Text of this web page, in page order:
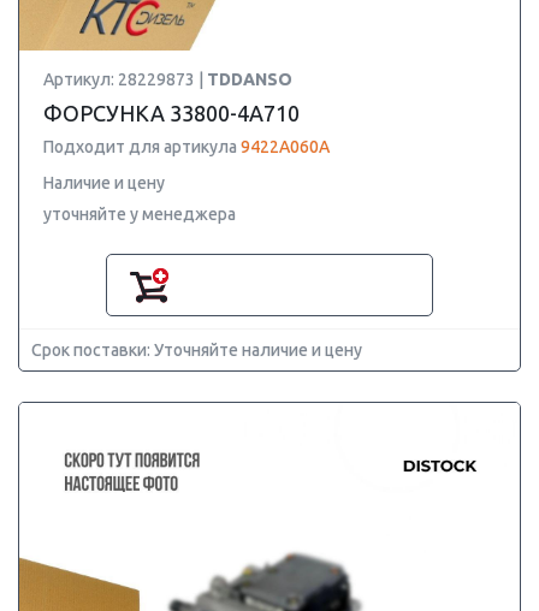
Артикул: 28229873 | TDDANSO
ФОРСУНКА 33800-4A710
Подходит для артикула 9422A060A
Наличие и цену
уточняйте у менеджера
Срок поставки: Уточняйте наличие и цену